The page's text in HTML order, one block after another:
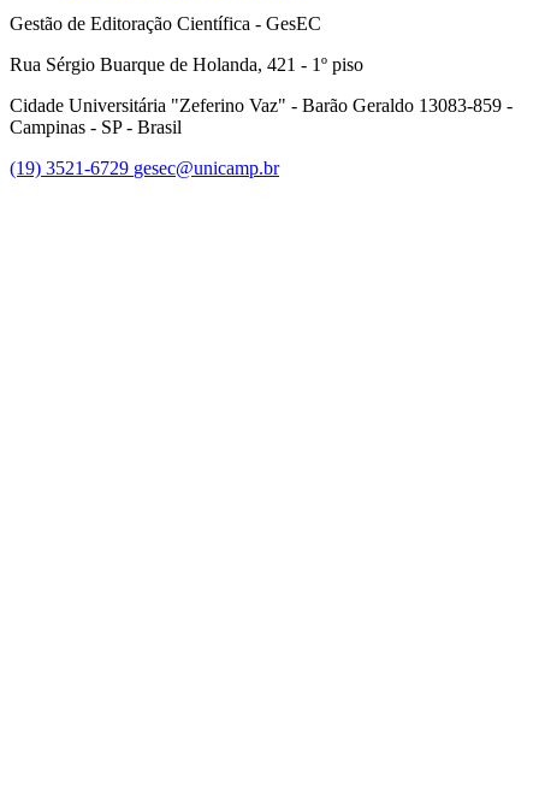
Gestão de Editoração Científica - GesEC
Rua Sérgio Buarque de Holanda, 421 - 1º piso
Cidade Universitária "Zeferino Vaz" - Barão Geraldo 13083-859 -
Campinas - SP - Brasil
(19) 3521-6729 gesec@unicamp.br